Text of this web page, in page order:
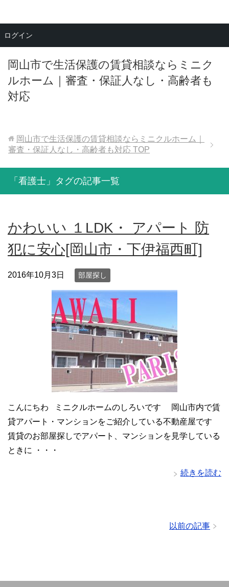
岡山市で生活保護の賃貸相談ならミニク
ルホーム｜審査・保証人なし・高齢者も
対応
メニュー
岡山市で生活保護の賃貸相談ならミニクルホーム｜
審査・保証人なし・高齢者も対応 TOP
「看護士」タグの記事一覧
かわいい １LDK・ アパート 防
犯に安心[岡山市・下伊福西町]
2016年10月3日 部屋探し
こんにちわ ミニクルホームのしろいです 岡山市内で賃
貸アパート・マンションをご紹介している不動産屋です
賃貸のお部屋探しでアパート、マンションを見学している
ときに ・・・
続きを読む
以前の記事
ログイン